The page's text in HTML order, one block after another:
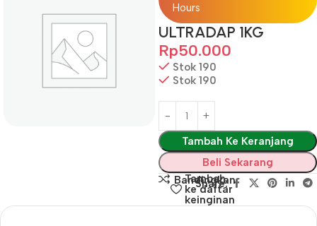
Hours
ULTRADAP 1KG
Rp50.000
Stok 190
Stok 190
Tambah Ke Keranjang
Beli Sekarang
Bandingkan
Tambah
ke daftar
keinginan
Share: